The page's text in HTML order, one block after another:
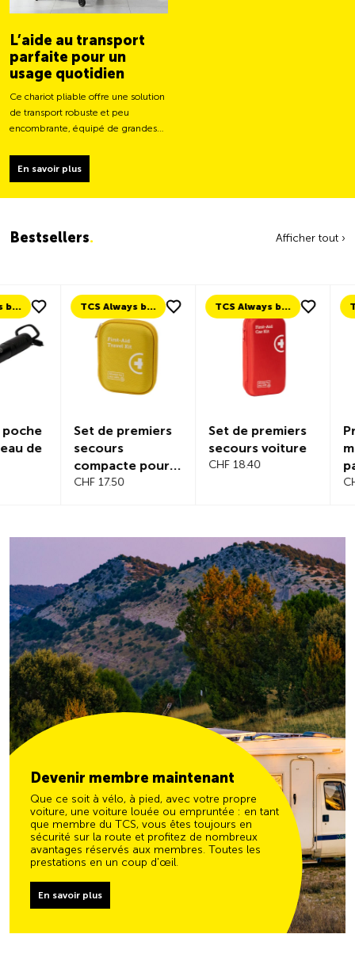
L’aide au transport
parfaite pour un
usage quotidien
Ce chariot pliable offre une solution
de transport robuste et peu
encombrante, équipé de grandes
En savoir plus
Bestsellers. Afficher tout ›
TCS Always by my side
Set de premiers
secours
compacte pour
TCS Always by my side
Set de premiers
secours voiture
CHF 18.40
pare-
Devenir membre maintenant
Que ce soit à vélo, à pied, avec votre propre
voiture, une voiture louée ou empruntée : en tant
que membre du TCS, vous êtes toujours en
sécurité sur la route et profitez de nombreux
avantages réservés aux membres. Toutes les
prestations en un coup d'œil.
En savoir plus